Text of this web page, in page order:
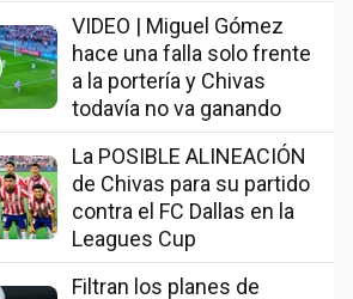
VIDEO | Miguel Gómez
hace una falla solo frente
a la portería y Chivas
todavía no va ganando
La POSIBLE ALINEACIÓN
de Chivas para su partido
contra el FC Dallas en la
Leagues Cup
Filtran los planes de